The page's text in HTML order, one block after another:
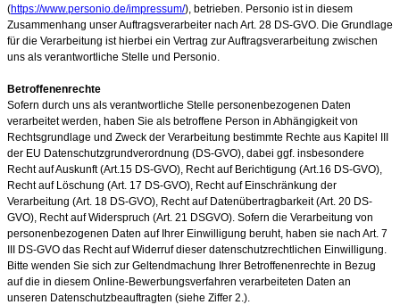
(https://www.personio.de/impressum/), betrieben. Personio ist in diesem
Zusammenhang unser Auftragsverarbeiter nach Art. 28 DS-GVO. Die Grundlage
für die Verarbeitung ist hierbei ein Vertrag zur Auftragsverarbeitung zwischen
uns als verantwortliche Stelle und Personio.
Betroffenenrechte
Sofern durch uns als verantwortliche Stelle personenbezogenen Daten
verarbeitet werden, haben Sie als betroffene Person in Abhängigkeit von
Rechtsgrundlage und Zweck der Verarbeitung bestimmte Rechte aus Kapitel III
der EU Datenschutzgrundverordnung (DS-GVO), dabei ggf. insbesondere
Recht auf Auskunft (Art.15 DS-GVO), Recht auf Berichtigung (Art.16 DS-GVO),
Recht auf Löschung (Art. 17 DS-GVO), Recht auf Einschränkung der
Verarbeitung (Art. 18 DS-GVO), Recht auf Datenübertragbarkeit (Art. 20 DS-
GVO), Recht auf Widerspruch (Art. 21 DSGVO). Sofern die Verarbeitung von
personenbezogenen Daten auf Ihrer Einwilligung beruht, haben sie nach Art. 7
III DS-GVO das Recht auf Widerruf dieser datenschutzrechtlichen Einwilligung.
Bitte wenden Sie sich zur Geltendmachung Ihrer Betroffenenrechte in Bezug
auf die in diesem Online-Bewerbungsverfahren verarbeiteten Daten an
unseren Datenschutzbeauftragten (siehe Ziffer 2.).